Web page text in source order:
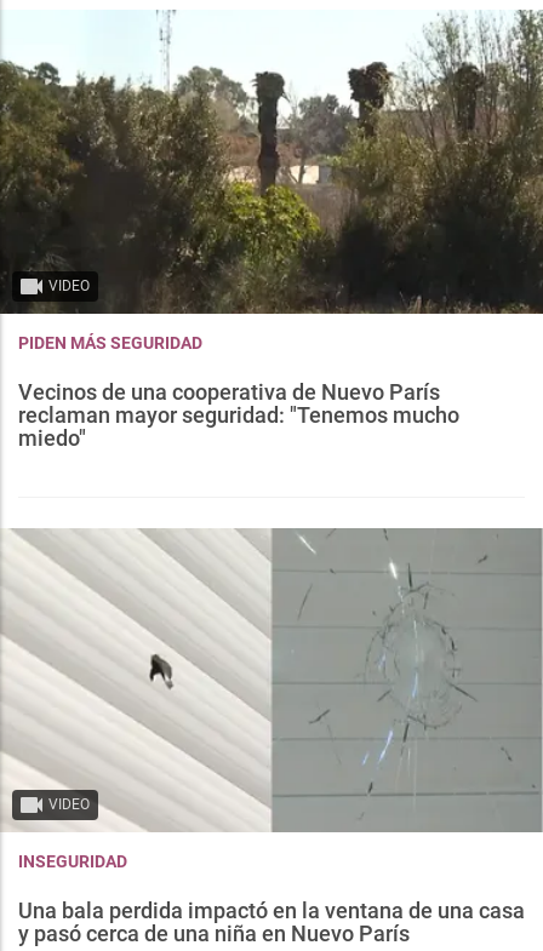
VIDEO
PIDEN MÁS SEGURIDAD
Vecinos de una cooperativa de Nuevo París
reclaman mayor seguridad: "Tenemos mucho
miedo"
VIDEO
INSEGURIDAD
Una bala perdida impactó en la ventana de una casa
y pasó cerca de una niña en Nuevo París